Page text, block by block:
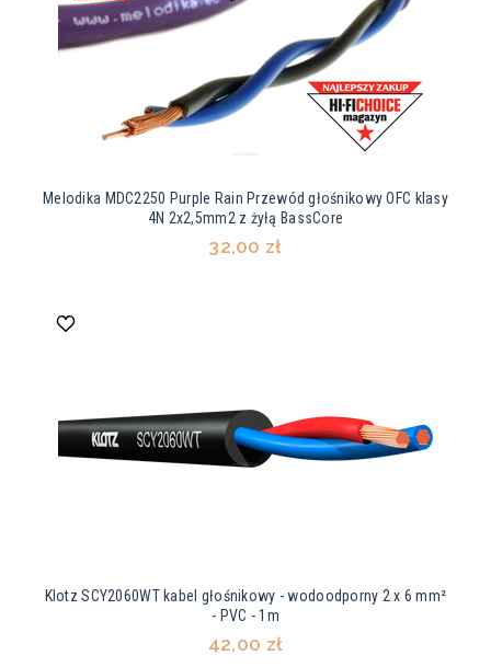
Melodika MDC2250 Purple Rain Przewód głośnikowy OFC klasy
4N 2x2,5mm2 z żyłą BassCore
32,00 zł
Klotz SCY2060WT kabel głośnikowy - wodoodporny 2 x 6 mm²
- PVC - 1m
42,00 zł